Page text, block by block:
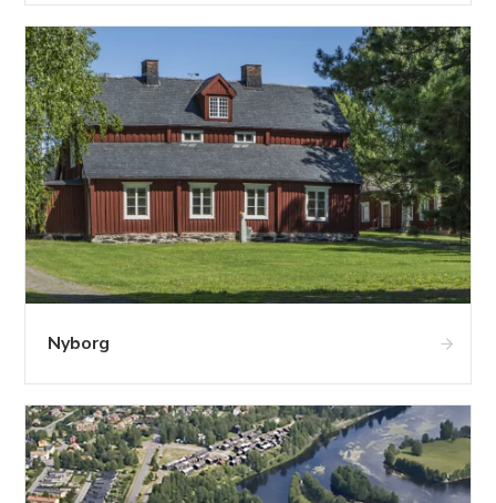
Nyborg